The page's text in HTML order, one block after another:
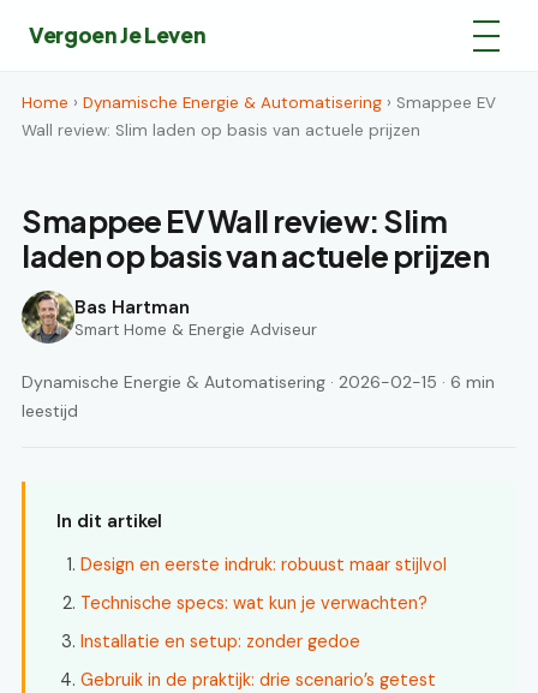
Vergoen Je Leven
Home › Dynamische Energie & Automatisering › Smappee EV
Wall review: Slim laden op basis van actuele prijzen
Smappee EV Wall review: Slim
laden op basis van actuele prijzen
Bas Hartman
Smart Home & Energie Adviseur
Dynamische Energie & Automatisering · 2026-02-15 · 6 min
leestijd
In dit artikel
Design en eerste indruk: robuust maar stijlvol
Technische specs: wat kun je verwachten?
Installatie en setup: zonder gedoe
Gebruik in de praktijk: drie scenario’s getest